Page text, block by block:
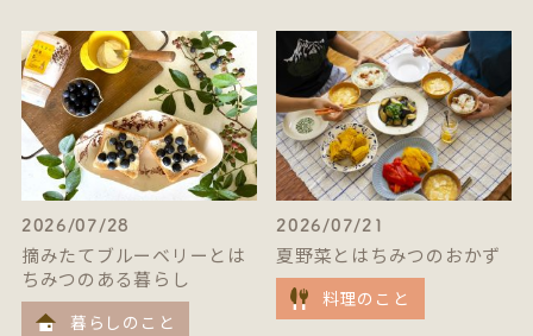
2026/07/28
摘みたてブルーベリーとは
ちみつのある暮らし
暮らしのこと
2026/07/21
夏野菜とはちみつのおかず
料理のこと